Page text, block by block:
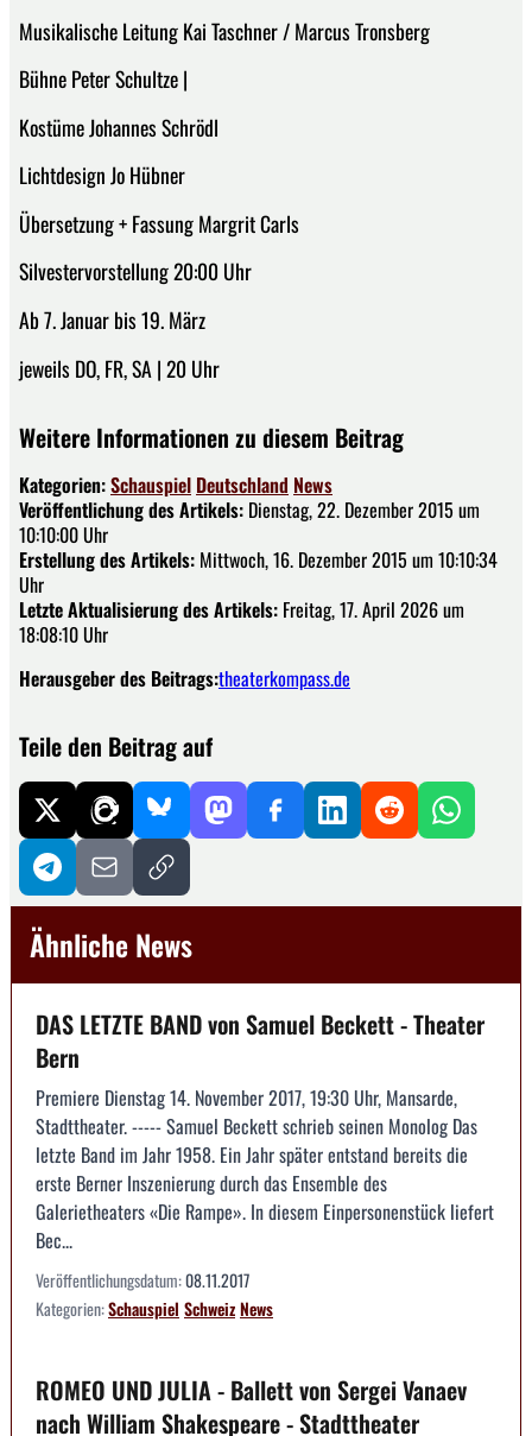
Musikalische Leitung Kai Taschner / Marcus Tronsberg
Bühne Peter Schultze |
Kostüme Johannes Schrödl
Lichtdesign Jo Hübner
Übersetzung + Fassung Margrit Carls
Silvestervorstellung 20:00 Uhr
Ab 7. Januar bis 19. März
jeweils DO, FR, SA | 20 Uhr
Weitere Informationen zu diesem Beitrag
Kategorien:Schauspiel Deutschland News
Veröffentlichung des Artikels: Dienstag, 22. Dezember 2015 um
10:10:00 Uhr
Erstellung des Artikels: Mittwoch, 16. Dezember 2015 um 10:10:34
Uhr
Letzte Aktualisierung des Artikels: Freitag, 17. April 2026 um
18:08:10 Uhr
Herausgeber des Beitrags:theaterkompass.de
Teile den Beitrag auf
Ähnliche News
DAS LETZTE BAND von Samuel Beckett - Theater
Bern
Premiere Dienstag 14. November 2017, 19:30 Uhr, Mansarde,
Stadttheater. ----- Samuel Beckett schrieb seinen Monolog Das
letzte Band im Jahr 1958. Ein Jahr später entstand bereits die
erste Berner Inszenierung durch das Ensemble des
Galerietheaters «Die Rampe». In diesem Einpersonenstück liefert
Bec...
Veröffentlichungsdatum:08.11.2017
Kategorien:Schauspiel SchweizNews
ROMEO UND JULIA - Ballett von Sergei Vanaev
nach William Shakespeare - Stadttheater